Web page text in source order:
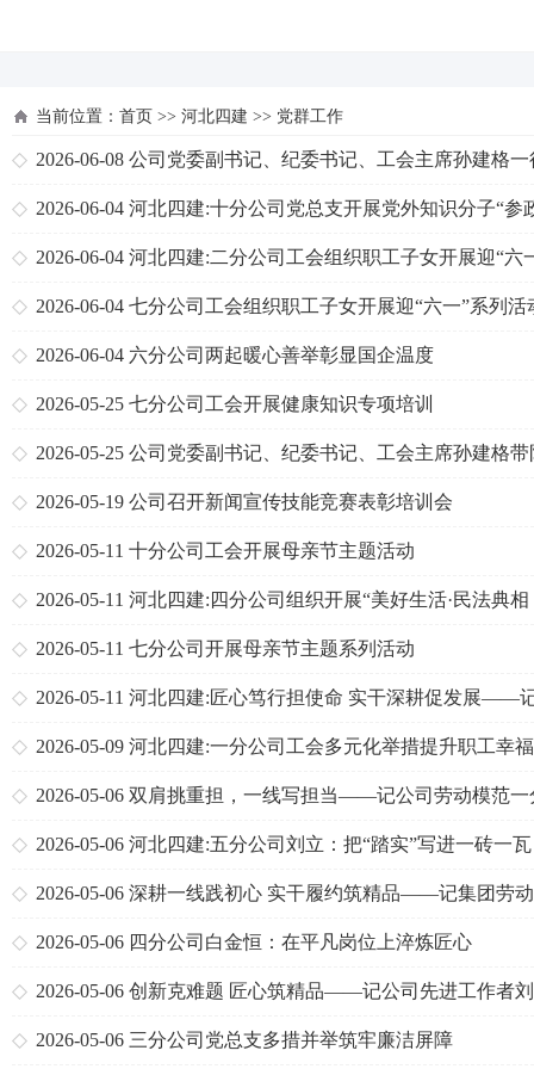
当前位置： 首页 >> 河北四建 >> 党群工作
2026-06-08 公司党委副书记、纪委书记、工会主席孙建格一
天津分公司、一分公司检查指导“三点联创”工作
2026-06-04 河北四建:十分公司党总支开展党外知识分子“参
公、实干为民”主题教育
2026-06-04 河北四建:二分公司工会组织职工子女开展迎“六
列活动
2026-06-04 七分公司工会组织职工子女开展迎“六一”系列活
2026-06-04 六分公司两起暖心善举彰显国企温度
2026-05-25 七分公司工会开展健康知识专项培训
2026-05-25 公司党委副书记、纪委书记、工会主席孙建格带
项目部检查指导“三点联创”工作
2026-05-19 公司召开新闻宣传技能竞赛表彰培训会
2026-05-11 十分公司工会开展母亲节主题活动
2026-05-11 河北四建:四分公司组织开展“美好生活·民法典相
伴”主题系列活动
2026-05-11 七分公司开展母亲节主题系列活动
2026-05-11 河北四建:匠心笃行担使命 实干深耕促发展——
司劳动模范杨振远
2026-05-09 河北四建:一分公司工会多元化举措提升职工幸
2026-05-06 双肩挑重担，一线写担当——记公司劳动模范一
司池鹏泽
2026-05-06 河北四建:五分公司刘立：把“踏实”写进一砖一瓦
2026-05-06 深耕一线践初心 实干履约筑精品——记集团劳
范、三分公司行唐项目经理张泽
2026-05-06 四分公司白金恒：在平凡岗位上淬炼匠心
2026-05-06 创新克难题 匠心筑精品——记公司先进工作者
2026-05-06 三分公司党总支多措并举筑牢廉洁屏障